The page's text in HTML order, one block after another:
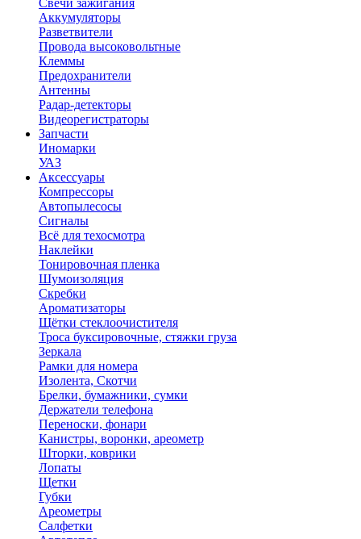
Свечи зажигания
Аккумуляторы
Разветвители
Провода высоковольтные
Клеммы
Предохранители
Антенны
Радар-детекторы
Видеорегистраторы
Запчасти
Иномарки
УАЗ
Аксесcуары
Компрессоры
Автопылесосы
Сигналы
Всё для техосмотра
Наклейки
Тонировочная пленка
Шумоизоляция
Скребки
Ароматизаторы
Щётки стеклоочистителя
Троса буксировочные, стяжки груза
Зеркала
Рамки для номера
Изолента, Скотчи
Брелки, бумажники, сумки
Держатели телефона
Переноски, фонари
Канистры, воронки, ареометр
Шторки, коврики
Лопаты
Щетки
Губки
Ареометры
Салфетки